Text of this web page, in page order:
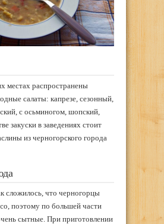
местах распространены
салаты: капрезе, сезонный,
с осьминогом, шопский,
закуски в заведениях стоит
из черногорского города
сложилось, что черногорцы
поэтому по большей части
сытные. При приготовлении